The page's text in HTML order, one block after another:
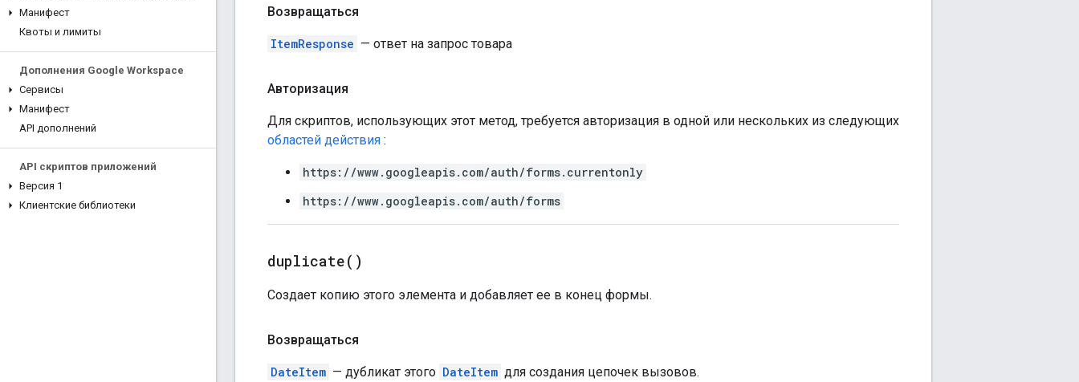
Манифест
Квоты и лимиты
Дополнения Google Workspace
Сервисы
Манифест
API дополнений
API скриптов приложений
Версия 1
Клиентские библиотеки
Возвращаться
ItemResponse — ответ на запрос товара
Авторизация
Для скриптов, использующих этот метод, требуется авторизация в одной или нескольких из следующих
областей действия :
https://www.googleapis.com/auth/forms.currentonly
https://www.googleapis.com/auth/forms
duplicate( )
Создает копию этого элемента и добавляет ее в конец формы.
Возвращаться
DateItem — дубликат этого DateItem для создания цепочек вызовов.